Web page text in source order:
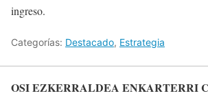
ingreso.
Categorías: Destacado, Estrategia
OSI EZKERRALDEA ENKARTERRI